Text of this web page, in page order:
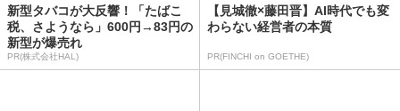
新型タバコが大反響！「たばこ
税、さようなら」600円→83円の
新型が爆売れ
PR(株式会社HAL)
【見城徹×藤田晋】AI時代でも変
わらない経営者の本質
PR(FINCHI on GOETHE)